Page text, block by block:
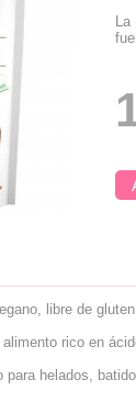
La
libre de
rico en
helados,